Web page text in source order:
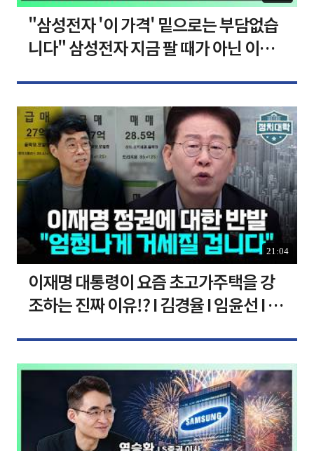
"삼성전자 '이 가격' 밑으로는 부담없습
니다" 삼성전자 지금 팔 때가 아닌 이유
21:04
이재명 대통령이 요즘 초고가주택을 강
조하는 진짜 이유!? I 김경율 I 임윤선 I 정